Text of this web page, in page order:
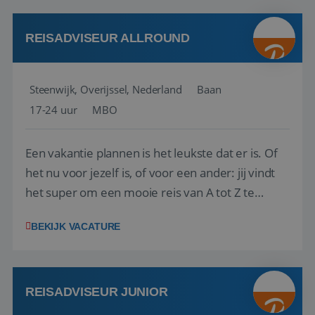
kwaliteitsbewaking van alles wat met IATA te m...
REISADVISEUR ALLROUND
Steenwijk, Overijssel, Nederland
Baan
17-24 uur
MBO
Een vakantie plannen is het leukste dat er is. Of
het nu voor jezelf is, of voor een ander: jij vindt
het super om een mooie reis van A tot Z te
vakantiegangers de meest prachtige plekjes op
werken: of het nu gaat om vragen ...
BEKIJK VACATURE
REISADVISEUR JUNIOR